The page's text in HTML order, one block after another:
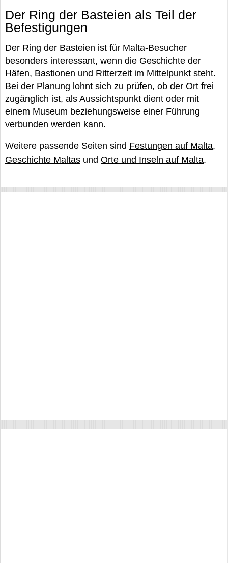
Der Ring der Basteien als Teil der
Befestigungen
Der Ring der Basteien ist für Malta-Besucher
besonders interessant, wenn die Geschichte der
Häfen, Bastionen und Ritterzeit im Mittelpunkt steht.
Bei der Planung lohnt sich zu prüfen, ob der Ort frei
zugänglich ist, als Aussichtspunkt dient oder mit
einem Museum beziehungsweise einer Führung
verbunden werden kann.
Weitere passende Seiten sind Festungen auf Malta,
Geschichte Maltas und Orte und Inseln auf Malta.